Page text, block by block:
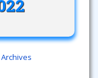
Archives